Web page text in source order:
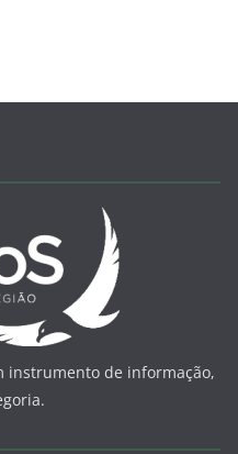
instrumento de informação,